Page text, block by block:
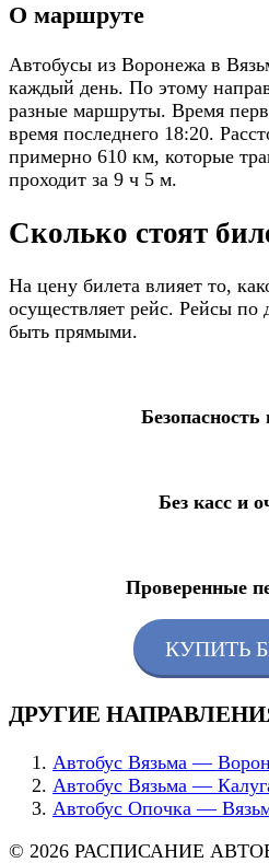
О маршруте
Автобусы из Воронежа в
каждый день. По этому
разные маршруты. Время
время последнего 18:20.
примерно 610 км, которые
проходит за 9 ч 5 м.
Сколько стоят
На цену билета влияет то,
осуществляет рейс. Рейсы
быть прямыми.
Безопасность
Без касс и
Проверенные
КУПИТЬ
ДРУГИЕ
Автобус Вязьма —
Автобус Вязьма —
Автобус Опочка —
© 2026 РАСПИСАНИЕ